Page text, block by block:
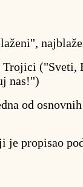
Trojici ("Sveti,
nas!")
od
je propisao